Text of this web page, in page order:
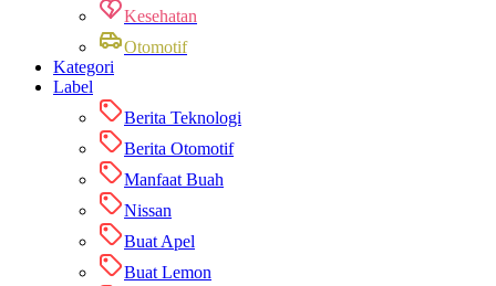
Kesehatan
Otomotif
Kategori
Label
Berita Teknologi
Berita Otomotif
Manfaat Buah
Nissan
Buat Apel
Buat Lemon